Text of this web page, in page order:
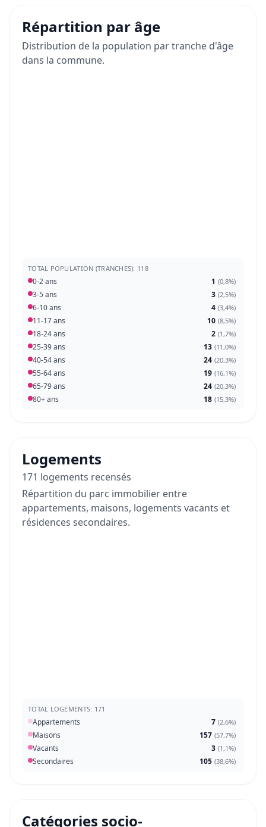
Répartition par âge
Distribution de la population par tranche d'âge
dans la commune.
TOTAL POPULATION (TRANCHES): 118
0-2 ans 1 (0,8%)
3-5 ans 3 (2,5%)
6-10 ans 4 (3,4%)
11-17 ans 10 (8,5%)
18-24 ans 2 (1,7%)
25-39 ans 13 (11,0%)
40-54 ans 24 (20,3%)
55-64 ans 19 (16,1%)
65-79 ans 24 (20,3%)
80+ ans 18 (15,3%)
Logements
171 logements recensés
Répartition du parc immobilier entre
appartements, maisons, logements vacants et
résidences secondaires.
TOTAL LOGEMENTS: 171
Appartements 7 (2,6%)
Maisons 157 (57,7%)
Vacants 3 (1,1%)
Secondaires 105 (38,6%)
Catégories socio-